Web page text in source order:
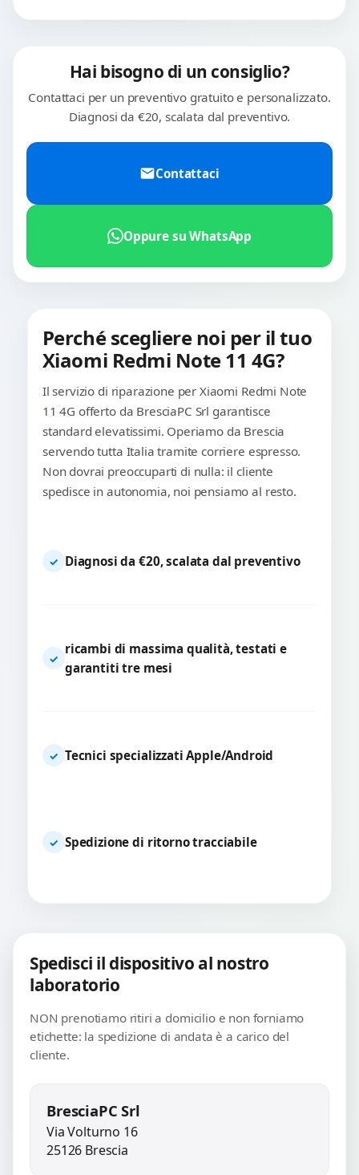
Hai bisogno di un consiglio?
Contattaci per un preventivo gratuito e personalizzato.
Diagnosi da €20, scalata dal preventivo.
Contattaci
Oppure su WhatsApp
Perché scegliere noi per il tuo
Xiaomi Redmi Note 11 4G?
Il servizio di riparazione per Xiaomi Redmi Note
11 4G offerto da BresciaPC Srl garantisce
standard elevatissimi. Operiamo da Brescia
servendo tutta Italia tramite corriere espresso.
Non dovrai preoccuparti di nulla: il cliente
spedisce in autonomia, noi pensiamo al resto.
✓ Diagnosi da €20, scalata dal preventivo
✓
ricambi di massima qualità, testati e
garantiti tre mesi
✓ Tecnici specializzati Apple/Android
✓ Spedizione di ritorno tracciabile
Spedisci il dispositivo al nostro
laboratorio
NON prenotiamo ritiri a domicilio e non forniamo
etichette: la spedizione di andata è a carico del
cliente.
BresciaPC Srl
Via Volturno 16
25126 Brescia